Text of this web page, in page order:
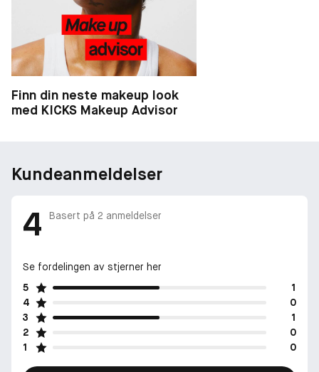
Finn din neste makeup look
med KICKS Makeup Advisor
Kundeanmeldelser
4 Basert på 2 anmeldelser
Se fordelingen av stjerner her
5
1
4
0
3
1
2
0
1
0